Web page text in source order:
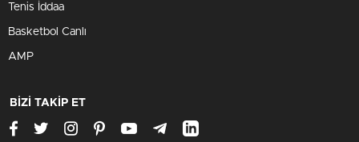
Tenis İddaa
Basketbol Canlı
AMP
BİZİ TAKİP ET